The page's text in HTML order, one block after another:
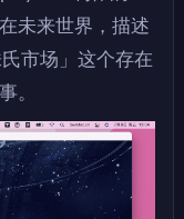
未来世界，描述
市场」这个存在
。